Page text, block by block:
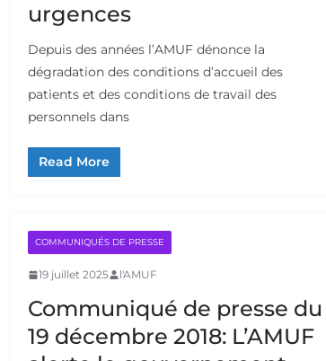
urgences
Depuis des années l’AMUF dénonce la
dégradation des conditions d’accueil des
patients et des conditions de travail des
personnels dans
Read More
COMMUNIQUÉS DE PRESSE
19 juillet 2025 l'AMUF
Communiqué de presse du
19 décembre 2018: L’AMUF